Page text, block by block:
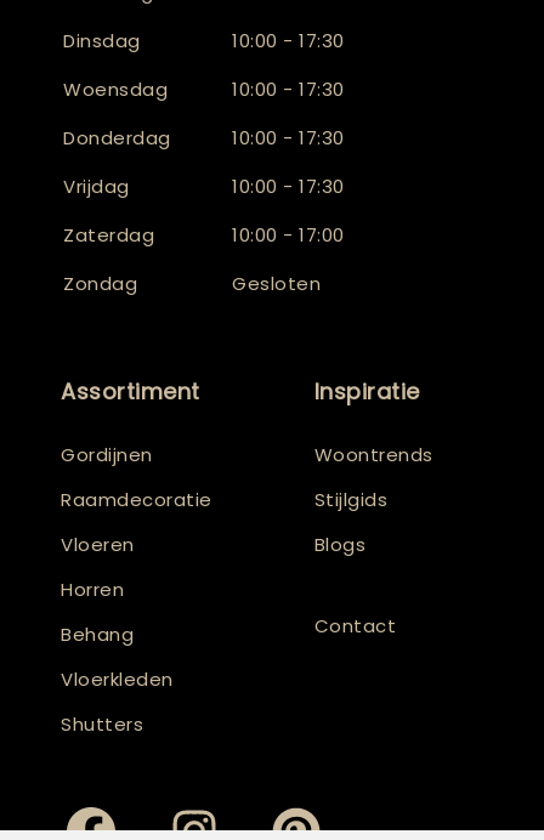
Dinsdag
10:00 - 17:30
Woensdag
10:00 - 17:30
Donderdag
10:00 - 17:30
Vrijdag
10:00 - 17:30
Zaterdag
10:00 - 17:00
Zondag
Gesloten
Assortiment
Gordijnen
Raamdecoratie
Vloeren
Horren
Behang
Vloerkleden
Shutters
Inspiratie
Woontrends
Stijlgids
Blogs
Contact